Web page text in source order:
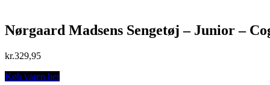
Nørgaard Madsens Sengetøj – Junior –
kr.329,95
Køb varen her